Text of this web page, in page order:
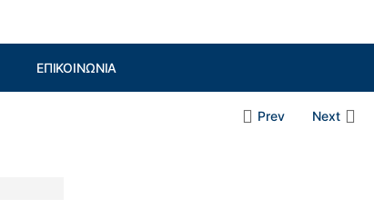
ΕΠΙΚΟΙΝΩΝΊΑ
Prev Next